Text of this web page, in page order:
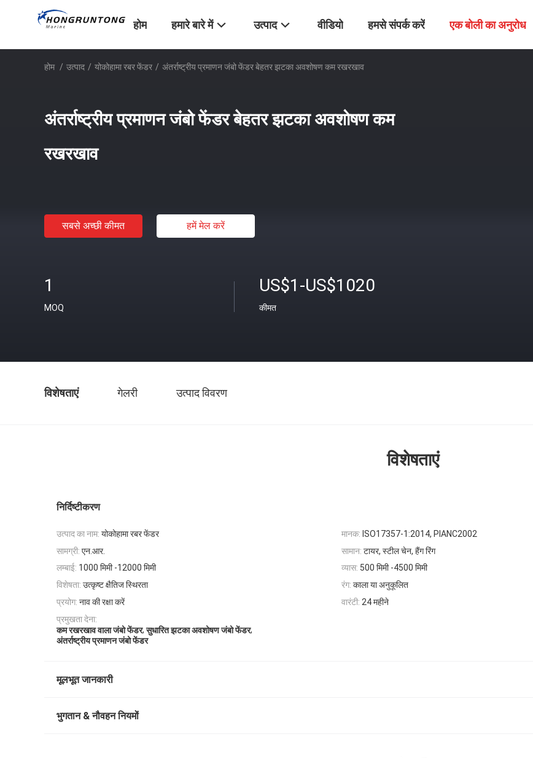
होम हमारे बारे में उत्पाद वीडियो हमसे संपर्क करें एक बोली का अनुरोध
होम / उत्पाद / योकोहामा रबर फेंडर / अंतर्राष्ट्रीय प्रमाणन जंबो फेंडर बेहतर झटका अवशोषण कम रखरखाव
अंतर्राष्ट्रीय प्रमाणन जंबो फेंडर बेहतर झटका अवशोषण कम
रखरखाव
सबसे अच्छी कीमत हमें मेल करें
1
MOQ
US$1-US$1020
कीमत
विशेषताएं गेलरी उत्पाद विवरण
विशेषताएं
निर्दिष्टीकरण
उत्पाद का नाम: योकोहामा रबर फेंडर मानक: ISO17357-1:2014, PIANC2002
सामग्री: एन.आर. सामान: टायर, स्टील चेन, हैंग रिंग
लम्बाई: 1000 मिमी -12000 मिमी व्यास: 500 मिमी -4500 मिमी
विशेषता: उत्कृष्ट क्षैतिज स्थिरता रंग: काला या अनुकूलित
प्रयोग: नाव की रक्षा करें वारंटी: 24 महीने
प्रमुखता देना:
कम रखरखाव वाला जंबो फेंडर,सुधारित झटका अवशोषण जंबो फेंडर,
अंतर्राष्ट्रीय प्रमाणन जंबो फेंडर
मूलभूत जानकारी
भुगतान & नौवहन नियमों